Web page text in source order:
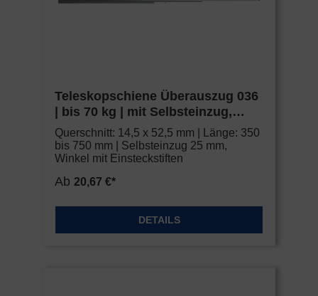
Teleskopschiene Überauszug 036
| bis 70 kg | mit Selbsteinzug,
Einsteckstifte | Schock Metall
CLASSIC
Querschnitt: 14,5 x 52,5 mm | Länge: 350
bis 750 mm | Selbsteinzug 25 mm,
Winkel mit Einsteckstiften
Ab 20,67 €*
DETAILS